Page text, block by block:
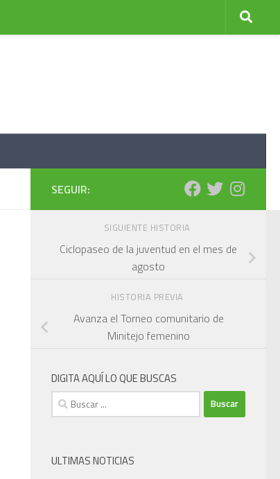
SEGUIR:
SIGUIENTE HISTORIA
Ciclopaseo de la juventud en el mes de
agosto
HISTORIA PREVIA
Avanza el Torneo comunitario de
Minitejo femenino
DIGITA AQUÍ LO QUE BUSCAS
Buscar:
ULTIMAS NOTICIAS